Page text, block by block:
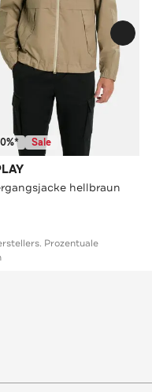
Sale
hellbraun
Prozentuale